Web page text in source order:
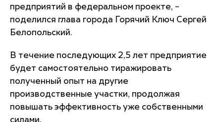
предприятий в федеральном проекте, –
поделился глава города Горячий Ключ Сергей
Белопольский.
В течение последующих 2,5 лет предприятие
будет самостоятельно тиражировать
полученный опыт на другие
производственные участки, продолжая
повышать эффективность уже собственными
силами.